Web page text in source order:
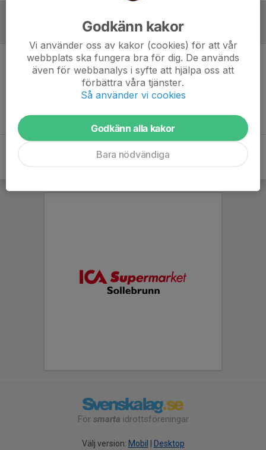
Inget referat skrivet
För smarta idrottsföreningar
Välj version: Mobil Desktop
Godkänn kakor
Vi använder oss av kakor (cookies) för att vår
webbplats ska fungera bra för dig. De används
även för webbanalys i syfte att hjälpa oss att
förbättra våra tjänster.
Så använder vi cookies
Godkänn alla kakor
Bara nödvändiga